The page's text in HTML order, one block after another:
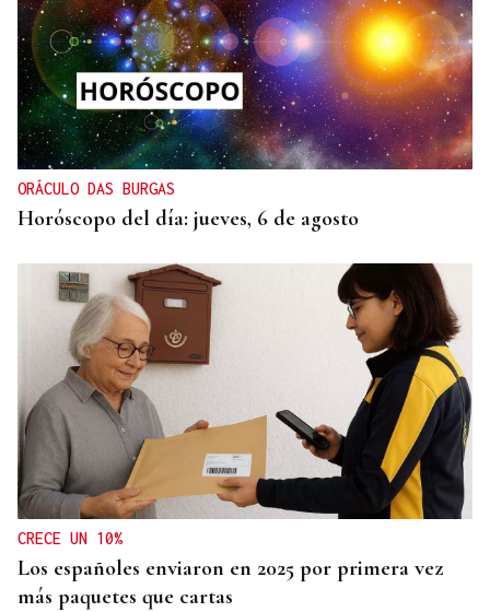
ORÁCULO DAS BURGAS
Horóscopo del día: jueves, 6 de agosto
CRECE UN 10%
Los españoles enviaron en 2025 por primera vez
más paquetes que cartas